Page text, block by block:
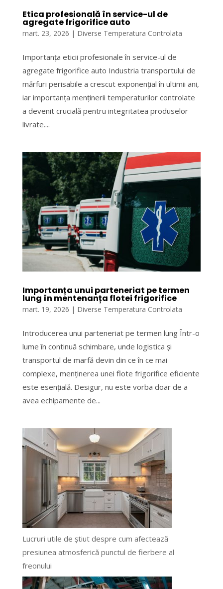
Etica profesională în service-ul de
agregate frigorifice auto
mart. 23, 2026 | Diverse Temperatura Controlata
Importanța eticii profesionale în service-ul de
agregate frigorifice auto Industria transportului de
mărfuri perisabile a crescut exponențial în ultimii ani,
iar importanța menținerii temperaturilor controlate
a devenit crucială pentru integritatea produselor
livrate....
Importanța unui parteneriat pe termen
lung în mentenanța flotei frigorifice
mart. 19, 2026 | Diverse Temperatura Controlata
Introducerea unui parteneriat pe termen lung Într-o
lume în continuă schimbare, unde logistica și
transportul de marfă devin din ce în ce mai
complexe, menținerea unei flote frigorifice eficiente
este esențială. Desigur, nu este vorba doar de a
avea echipamente de...
Lucruri utile de știut despre cum afectează
presiunea atmosferică punctul de fierbere al
freonului